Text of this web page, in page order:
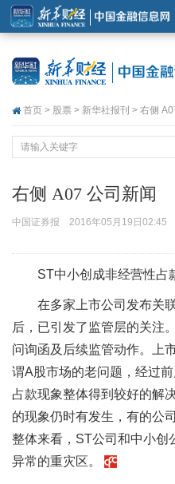
首页 > 股票 > 新华社报刊 > 右侧
右侧 A07 公司新闻
中国证券报 2016年05月19日02:45
ST中小创成非经营性占
在多家上市公司发布关
后，已引发了监管层的关注
问询函及后续监管动作。上
谓A股市场的老问题，经过
占款现象整体得到较好的解
的现象仍时有发生，有的公
整体来看，ST公司和中小创
异常的重灾区。